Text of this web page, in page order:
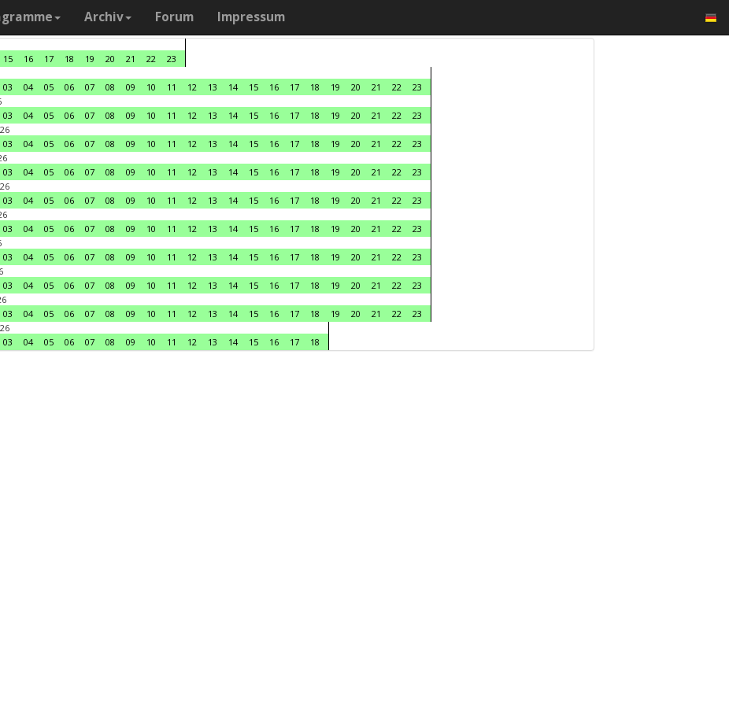
Archiv Forum Impressum
15 16 17 18 19 20 21 22
23
03 04 05 06 07 08 09 10 11 12 13 14 15 16 17 18 19 20 21 22
23
03 04 05 06 07 08 09 10 11 12 13 14 15 16 17 18 19 20 21 22
23
03 04 05 06 07 08 09 10 11 12 13 14 15 16 17 18 19 20 21 22
23
03 04 05 06 07 08 09 10 11 12 13 14 15 16 17 18 19 20 21 22
23
03 04 05 06 07 08 09 10 11 12 13 14 15 16 17 18 19 20 21 22
23
03 04 05 06 07 08 09 10 11 12 13 14 15 16 17 18 19 20 21 22
23
03 04 05 06 07 08 09 10 11 12 13 14 15 16 17 18 19 20 21 22
23
03 04 05 06 07 08 09 10 11 12 13 14 15 16 17 18 19 20 21 22
23
03 04 05 06 07 08 09 10 11 12 13 14 15 16 17 18 19 20 21 22
23
03 04 05 06 07 08 09 10 11 12 13 14 15 16 17 18